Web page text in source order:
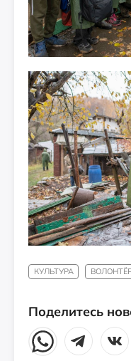
КУЛЬТУРА
Поделитесь